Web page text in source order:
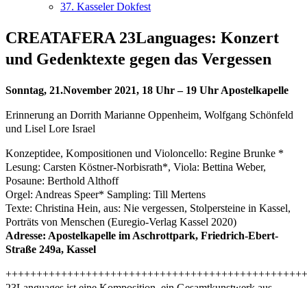
37. Kasseler Dokfest
CREATAFERA 23Languages: Konzert
und Gedenktexte gegen das Vergessen
Sonntag, 21.November 2021, 18 Uhr – 19 Uhr Apostelkapelle
Erinnerung an Dorrith Marianne Oppenheim, Wolfgang Schönfeld
und Lisel Lore Israel
Konzeptidee, Kompositionen und Violoncello: Regine Brunke *
Lesung: Carsten Köstner-Norbisrath*, Viola: Bettina Weber,
Posaune: Berthold Althoff
Orgel: Andreas Speer* Sampling: Till Mertens
Texte: Christina Hein, aus: Nie vergessen, Stolpersteine in Kassel,
Porträts von Menschen (Euregio-Verlag Kassel 2020)
Adresse: Apostelkapelle im Aschrottpark, Friedrich-Ebert-
Straße 249a, Kassel